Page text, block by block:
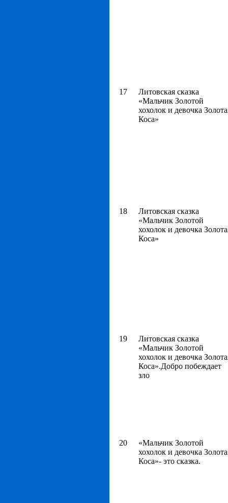
17
Литовская сказка
«Мальчик Золотой
хохолок и девочка
Коса»
18
Литовская сказка
«Мальчик Золотой
хохолок и девочка
Коса»
19
Литовская сказка
«Мальчик Золотой
хохолок и девочка
Коса».Добро побеждает
зло
20
«Мальчик Золотой
хохолок и девочка
Коса»- это сказка.